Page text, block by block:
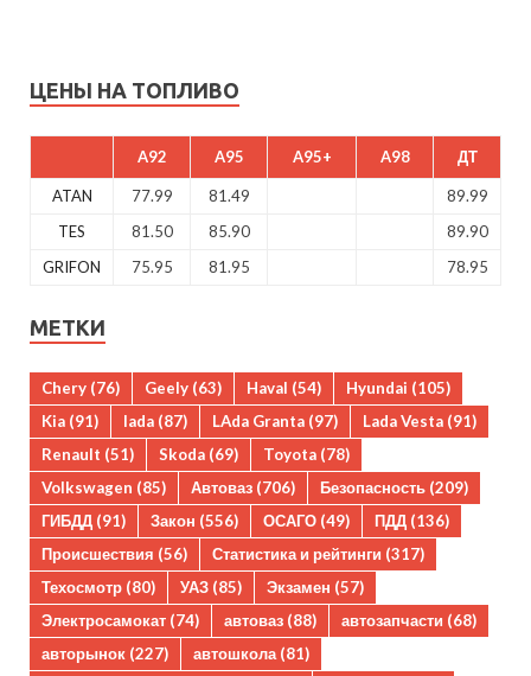
ЦЕНЫ НА ТОПЛИВО
A92 A95 A95+ A98 ДТ
ATAN 77.99 81.49
89.99
TES
81.50 85.90
89.90
GRIFON
75.95 81.95 78.95
МЕТКИ
Chery (76) Geely (63) Haval (54) Hyundai (105)
Kia (91) lada (87) LAda Granta (97) Lada Vesta (91)
Renault (51) Skoda (69) Toyota (78)
Volkswagen (85) Автоваз (706) Безопасность (209)
ГИБДД (91) Закон (556) ОСАГО (49) ПДД (136)
Происшествия (56) Статистика и рейтинги (317)
Техосмотр (80) УАЗ (85) Экзамен (57)
Электросамокат (74) автоваз (88) автозапчасти (68)
авторынок (227) автошкола(81)